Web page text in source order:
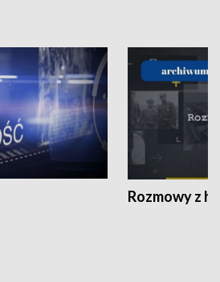
Rozmowy z